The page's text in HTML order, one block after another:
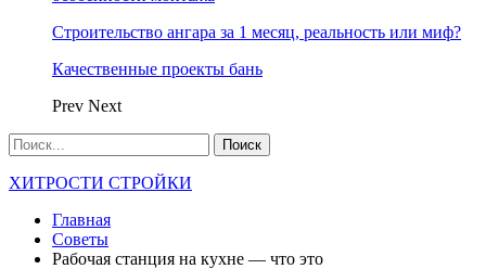
Строительство ангара за 1 месяц, реальность или миф?
Качественные проекты бань
Prev Next
ХИТРОСТИ СТРОЙКИ
Главная
Советы
Рабочая станция на кухне — что это